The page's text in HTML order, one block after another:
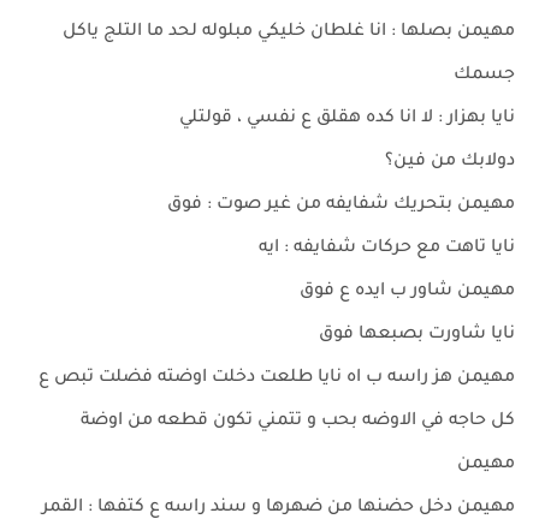
مهيمن بصلها : انا غلطان خليكي مبلوله لحد ما التلج ياكل
جسمك
نايا بهزار : لا انا كده هقلق ع نفسي ، قولتلي
دولابك من فين؟
مهيمن بتحريك شفايفه من غير صوت : فوق
نايا تاهت مع حركات شفايفه : ايه
مهيمن شاور ب ايده ع فوق
نايا شاورت بصبعها فوق
مهيمن هز راسه ب اه نايا طلعت دخلت اوضته فضلت تبص ع
كل حاجه في الاوضه بحب و تتمني تكون قطعه من اوضة
مهيمن
مهيمن دخل حضنها من ضهرها و سند راسه ع كتفها : القمر